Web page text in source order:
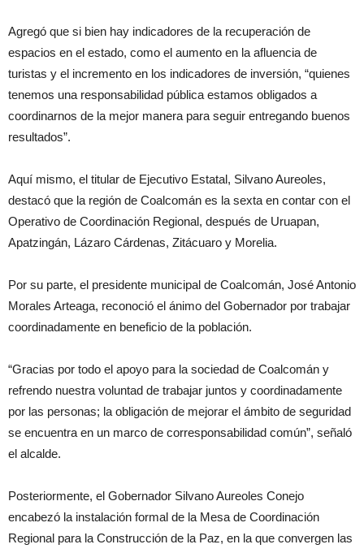
Agregó que si bien hay indicadores de la recuperación de
espacios en el estado, como el aumento en la afluencia de
turistas y el incremento en los indicadores de inversión, “quienes
tenemos una responsabilidad pública estamos obligados a
coordinarnos de la mejor manera para seguir entregando buenos
resultados”.
Aquí mismo, el titular de Ejecutivo Estatal, Silvano Aureoles,
destacó que la región de Coalcomán es la sexta en contar con el
Operativo de Coordinación Regional, después de Uruapan,
Apatzingán, Lázaro Cárdenas, Zitácuaro y Morelia.
Por su parte, el presidente municipal de Coalcomán, José Antonio
Morales Arteaga, reconoció el ánimo del Gobernador por trabajar
coordinadamente en beneficio de la población.
“Gracias por todo el apoyo para la sociedad de Coalcomán y
refrendo nuestra voluntad de trabajar juntos y coordinadamente
por las personas; la obligación de mejorar el ámbito de seguridad
se encuentra en un marco de corresponsabilidad común”, señaló
el alcalde.
Posteriormente, el Gobernador Silvano Aureoles Conejo
encabezó la instalación formal de la Mesa de Coordinación
Regional para la Construcción de la Paz, en la que convergen las